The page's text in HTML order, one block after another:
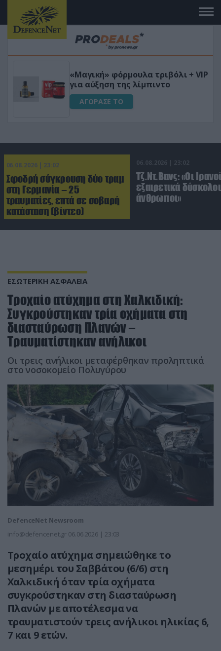
«Μαγική» φόρμουλα τριβόλι + VIP
για αύξηση της λίμπιντο
ΑΓΟΡΑΣΕ ΤΟ
06.08.2026 | 23:02
Σφοδρή σύγκρουση δύο τραμ
στη Γερμανία – 25
τραυματίες, επτά σε σοβαρή
κατάσταση (βίντεο)
06.08.2026 | 23:02
Τζ.Ντ.Βανς: «Οι
εξαιρετικά δύσκολοι
άνθρωποι»
ΕΣΩΤΕΡΙΚΗ ΑΣΦΑΛΕΙΑ
Τροχαίο ατύχημα στη Χαλκιδική:
Συγκρούστηκαν τρία οχήματα στη
διασταύρωση Πλανών –
Τραυματίστηκαν ανήλικοι
Οι τρεις ανήλικοι μεταφέρθηκαν προληπτικά
στο νοσοκομείο Πολυγύρου
DefenceNet Newsroom
info@defencenet.gr 06.06.2026 | 23:03
Τροχαίο ατύχημα σημειώθηκε το
μεσημέρι του Σαββάτου (6/6) στη
Χαλκιδική όταν τρία οχήματα
συγκρούστηκαν στη διασταύρωση
Πλανών με αποτέλεσμα να
τραυματιστούν τρεις ανήλικοι ηλικίας 6,
7 και 9 ετών.